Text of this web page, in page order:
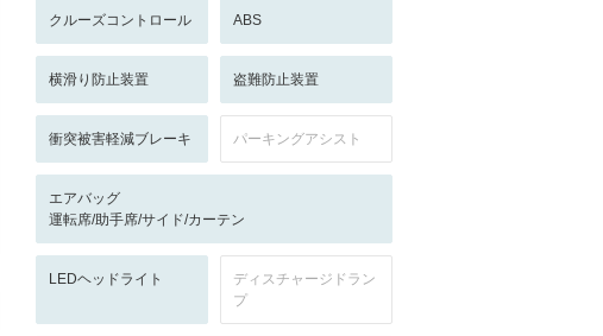
クルーズコントロール ABS
横滑り防止装置 盗難防止装置
衝突被害軽減ブレーキ パーキングアシスト
エアバッグ
運転席/助手席/サイド/カーテン
LEDヘッドライト
ディスチャージドラン
プ